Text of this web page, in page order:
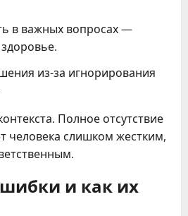
в важных вопросах —
из-за игнорирования
Полное отсутствие
человека слишком жестким,
и как их